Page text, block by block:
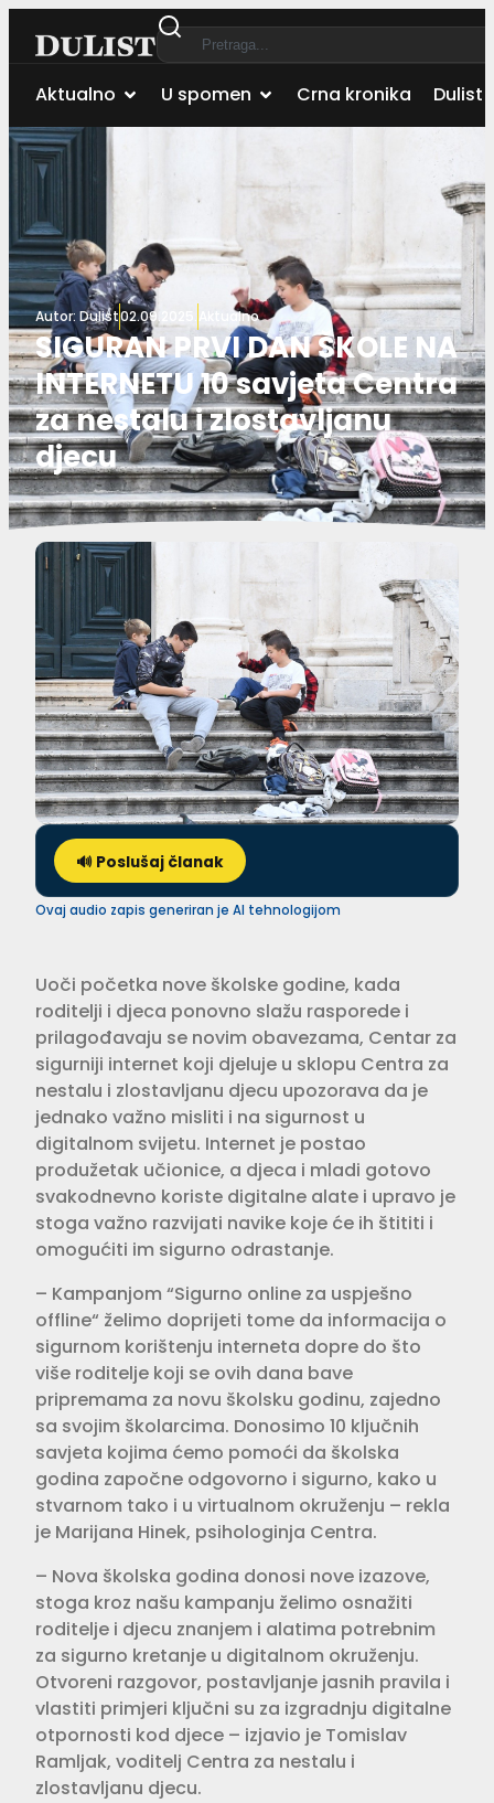
Aktualno U spomen Crna kronika Dulist
Autor: Dulist02.09.2025. Aktualno
SIGURAN PRVI DAN ŠKOLE NA
INTERNETU 10 savjeta Centra
za nestalu i zlostavljanu
djecu
🔊 Poslušaj članak
Ovaj audio zapis generiran je AI tehnologijom
Uoči početka nove školske godine, kada
roditelji i djeca ponovno slažu rasporede i
prilagođavaju se novim obavezama, Centar za
sigurniji internet koji djeluje u sklopu Centra za
nestalu i zlostavljanu djecu upozorava da je
jednako važno misliti i na sigurnost u
digitalnom svijetu. Internet je postao
produžetak učionice, a djeca i mladi gotovo
svakodnevno koriste digitalne alate i upravo je
stoga važno razvijati navike koje će ih štititi i
omogućiti im sigurno odrastanje.
– Kampanjom “Sigurno online za uspješno
offline“ želimo doprijeti tome da informacija o
sigurnom korištenju interneta dopre do što
više roditelje koji se ovih dana bave
pripremama za novu školsku godinu, zajedno
sa svojim školarcima. Donosimo 10 ključnih
savjeta kojima ćemo pomoći da školska
godina započne odgovorno i sigurno, kako u
stvarnom tako i u virtualnom okruženju – rekla
je Marijana Hinek, psihologinja Centra.
– Nova školska godina donosi nove izazove,
stoga kroz našu kampanju želimo osnažiti
roditelje i djecu znanjem i alatima potrebnim
za sigurno kretanje u digitalnom okruženju.
Otvoreni razgovor, postavljanje jasnih pravila i
vlastiti primjeri ključni su za izgradnju digitalne
otpornosti kod djece – izjavio je Tomislav
Ramljak, voditelj Centra za nestalu i
zlostavljanu djecu.